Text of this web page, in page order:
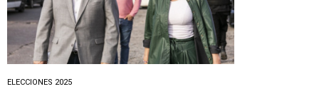
ELECCIONES 2025